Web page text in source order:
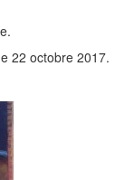
22 octobre 2017.